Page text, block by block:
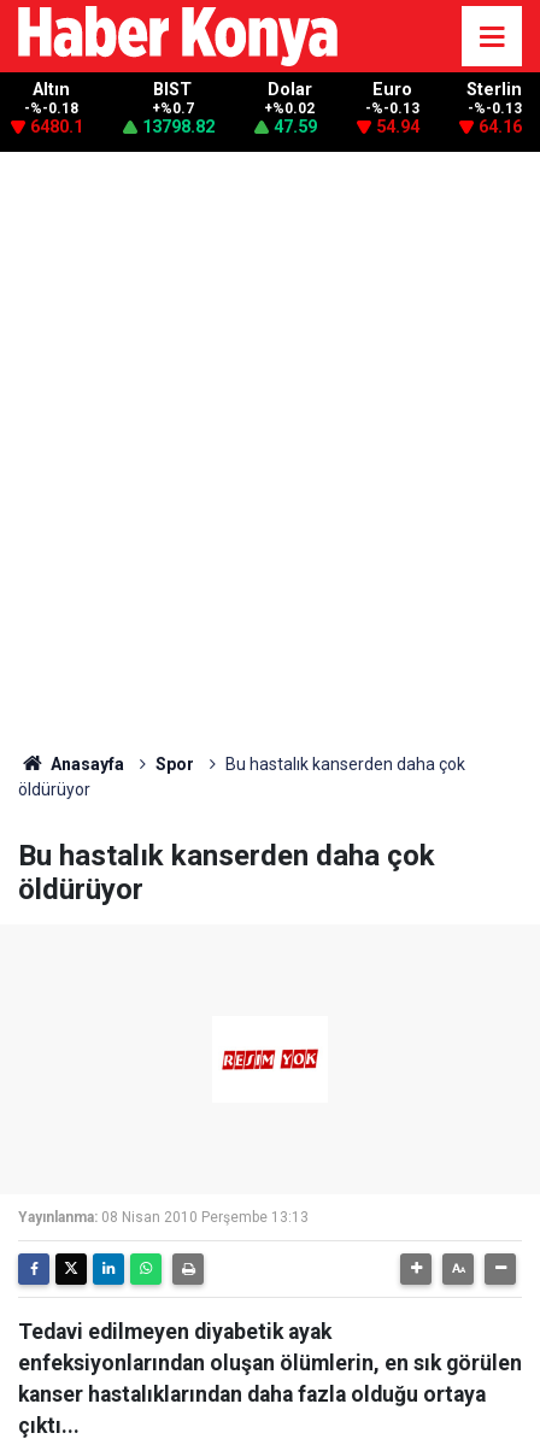
Altın
-%-0.18
6480.1
BIST
+%0.7
13798.82
Dolar
+%0.02
47.59
Euro
-%-0.13
54.94
Sterlin
-%-0.13
64.16
Anasayfa Spor
Bu hastalık kanserden daha çok
öldürüyor
Bu hastalık kanserden daha çok
öldürüyor
Yayınlanma: 08 Nisan 2010 Perşembe 13:13
Tedavi edilmeyen diyabetik ayak
enfeksiyonlarından oluşan ölümlerin, en sık görülen
kanser hastalıklarından daha fazla olduğu ortaya
çıktı...